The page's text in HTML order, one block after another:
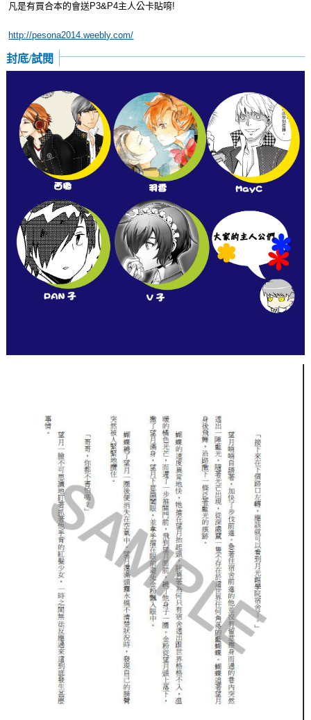
凡是有買合本的會送P3&P4主人公卡貼唷!
http://pesona2014.weebly.com/
封底/試閱